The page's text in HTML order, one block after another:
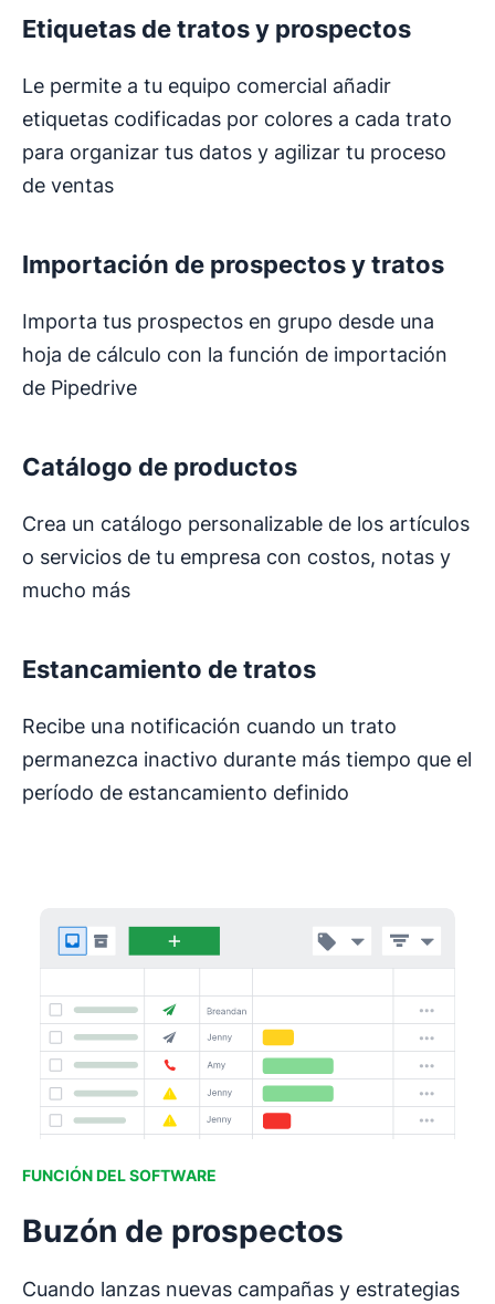
Etiquetas de tratos y prospectos
Le permite a tu equipo comercial añadir
etiquetas codificadas por colores a cada trato
para organizar tus datos y agilizar tu proceso
de ventas
Importación de prospectos y tratos
Importa tus prospectos en grupo desde una
hoja de cálculo con la función de importación
de Pipedrive
Catálogo de productos
Crea un catálogo personalizable de los artículos
o servicios de tu empresa con costos, notas y
mucho más
Estancamiento de tratos
Recibe una notificación cuando un trato
permanezca inactivo durante más tiempo que el
período de estancamiento definido
FUNCIÓN DEL SOFTWARE
Buzón de prospectos
Cuando lanzas nuevas campañas y estrategias